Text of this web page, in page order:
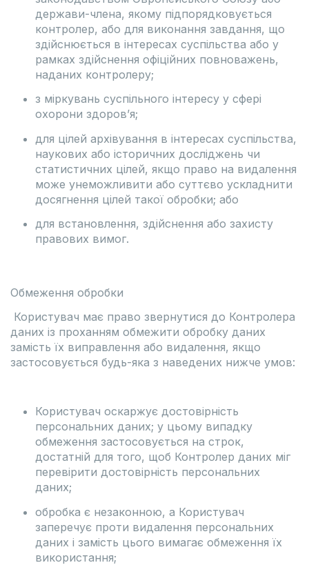
держави-члена, якому підпорядковується
контролер, або для виконання завдання, що
здійснюється в інтересах суспільства або у
рамках здійснення офіційних повноважень,
наданих контролеру;
з міркувань суспільного інтересу у сфері
охорони здоров’я;
для цілей архівування в інтересах суспільства,
наукових або історичних досліджень чи
статистичних цілей, якщо право на видалення
може унеможливити або суттєво ускладнити
досягнення цілей такої обробки; або
для встановлення, здійснення або захисту
правових вимог.
Обмеження обробки
Користувач має право звернутися до Контролера
даних із проханням обмежити обробку даних
замість їх виправлення або видалення, якщо
застосовується будь-яка з наведених нижче умов:
Користувач оскаржує достовірність
персональних даних; у цьому випадку
обмеження застосовується на строк,
достатній для того, щоб Контролер даних міг
перевірити достовірність персональних
даних;
обробка є незаконною, а Користувач
заперечує проти видалення персональних
даних і замість цього вимагає обмеження їх
використання;